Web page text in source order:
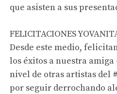
que asisten a sus
FELICITACIONES
Desde este medio,
los éxitos a nuestra
nivel de otras artistas del
por seguir derrochando